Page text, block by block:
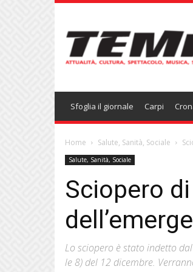
Sfoglia il giornale Carpi
Home Salute, Sanità, Sociale
Salute, Sanità, Sociale
Sciopero
Lo sciopero è stato indetto
le 8) del 12 dicembre.